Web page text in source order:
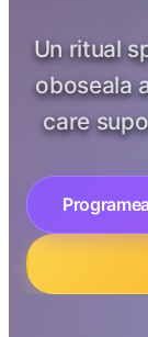
Un ritual
oboseala
care